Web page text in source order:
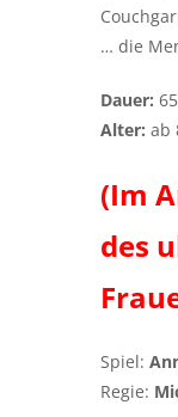
… die
Dauer:
Alter: ab
(Im
des
Spiel:
Regie: